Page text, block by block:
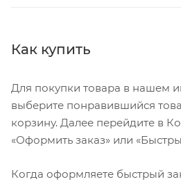
Как купить
Для покупки товара в нашем
выберите понравившийся
корзину. Далее перейдите в
«Оформить заказ» или
Когда оформляете быстрый